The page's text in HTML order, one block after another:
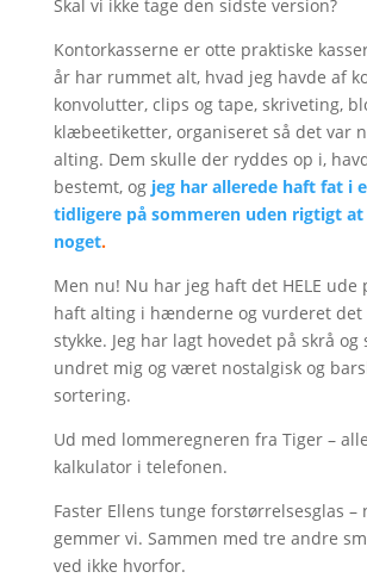
Skal vi ikke tage den sidste version?
Kontorkasserne er otte praktiske
år har rummet alt, hvad jeg havde af
konvolutter, clips og tape, skriveting,
klæbeetiketter, organiseret så det var
alting. Dem skulle der ryddes op i,
bestemt, ogjeg har allerede haft fat i
tidligere på sommeren uden rigtigt
noget.
Men nu! Nu har jeg haft det HELE ude
haft alting i hænderne og vurderet det
stykke. Jeg har lagt hovedet på skrå
undret mig og været nostalgisk og
sortering.
Ud med lommeregneren fra Tiger –
kalkulator i telefonen.
Faster Ellens tunge forstørrelsesglas –
gemmer vi. Sammen med tre andre
ved ikke hvorfor.